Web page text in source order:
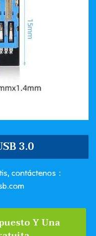
3.0
contáctenos：
Y Una